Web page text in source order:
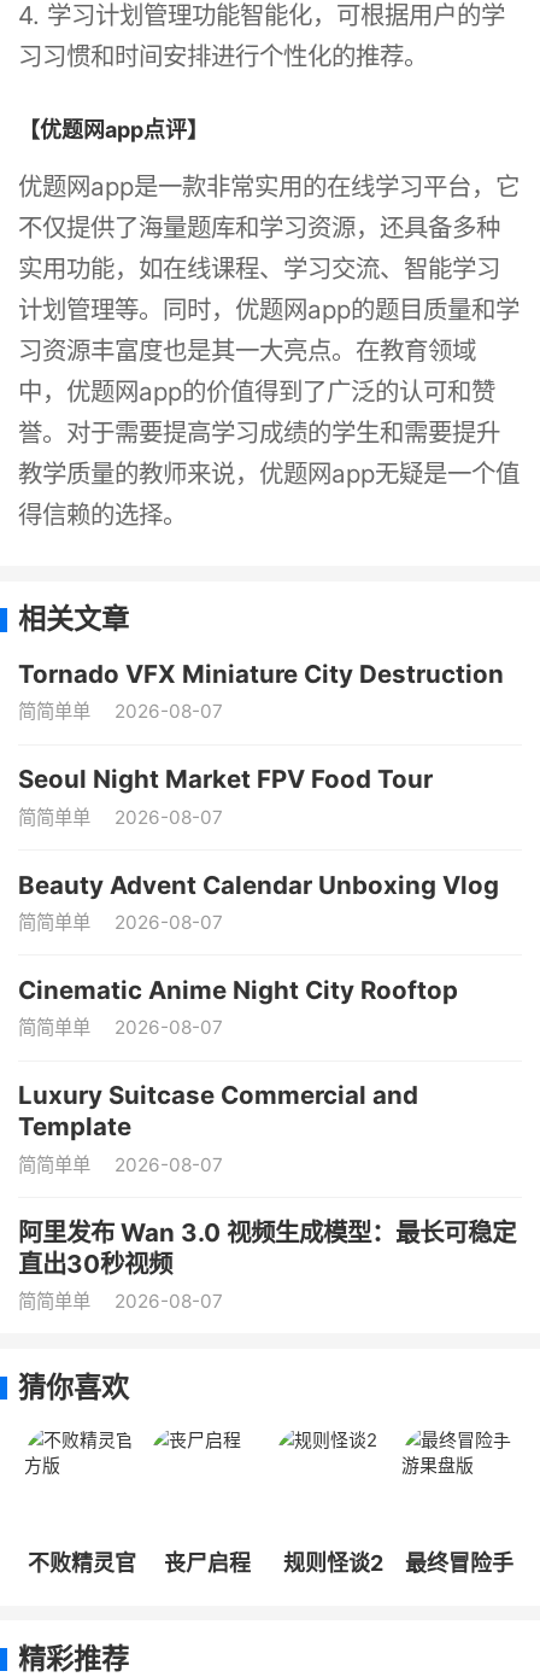
4. 学习计划管理功能智能化，可根据用户的学
习习惯和时间安排进行个性化的推荐。
【优题网app点评】
优题网app是一款非常实用的在线学习平台，它
不仅提供了海量题库和学习资源，还具备多种
实用功能，如在线课程、学习交流、智能学习
计划管理等。同时，优题网app的题目质量和学
习资源丰富度也是其一大亮点。在教育领域
中，优题网app的价值得到了广泛的认可和赞
誉。对于需要提高学习成绩的学生和需要提升
教学质量的教师来说，优题网app无疑是一个值
得信赖的选择。
相关文章
Tornado VFX Miniature City Destruction
简简单单 2026-08-07
Seoul Night Market FPV Food Tour
简简单单 2026-08-07
Beauty Advent Calendar Unboxing Vlog
简简单单 2026-08-07
Cinematic Anime Night City Rooftop
简简单单 2026-08-07
Luxury Suitcase Commercial and
Template
简简单单 2026-08-07
阿里发布 Wan 3.0 视频生成模型：最长可稳定
直出30秒视频
简简单单 2026-08-07
猜你喜欢
不败精灵官
丧尸启程 规则怪谈2
最终冒险手
精彩推荐